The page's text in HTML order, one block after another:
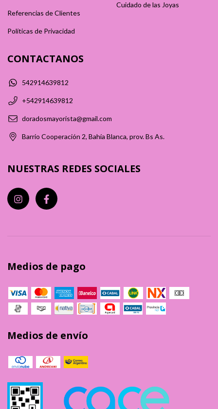
Referencias de Clientes
Políticas de Privacidad
Cuidado de las Joyas
CONTACTANOS
542914639812
+542914639812
doradosmayorista@gmail.com
Barrio Cooperación 2, Bahía Blanca, prov. Bs As.
NUESTRAS REDES SOCIALES
Medios de pago
Medios de envío